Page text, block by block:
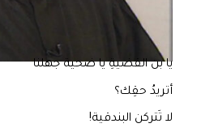
يا بن القضيةِ يا ضحية جهلنا
أتريدُ حقِك؟
لا تَتركن البندقية!